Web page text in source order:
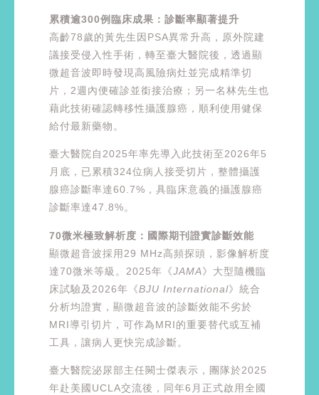
累積逾300例臨床成果：診斷率顯著提升
高齡78歲的黃先生因PSA異常升高，原外院建
議接受侵入性手術，轉至臺大醫院後，透過顯
微超音波即時發現高風險病灶並完成精準切
片，2週內便確診並銜接治療；另一名林先生也
藉此技術確認轉移性攝護腺癌，順利使用健保
給付最新藥物。
臺大醫院自2025年率先導入此技術至2026年5
月底，已累積324位病人接受切片，整體攝護
腺癌診斷率達60.7%，具臨床意義的攝護腺癌
診斷率達47.8%。
70微米極致解析度：國際期刊證實診斷效能
顯微超音波採用29 MHz高頻探頭，影像解析度
達70微米等級。2025年《JAMA》大型隨機臨
床試驗及2026年《BJU International》統合
分析均證實，顯微超音波的診斷效能不劣於
MRI導引切片，可作為MRI的重要替代或互補
工具，讓病人更快完成診斷。
臺大醫院泌尿部主任闕士傑表示，團隊於2025
年赴美國UCLA交流後，同年6月正式啟用全國